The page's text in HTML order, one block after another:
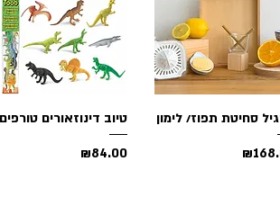
Quick View
טיוב דינוזאורים טורפים
Price
₪84.00
Quick View
סחיטת תפוז/ לימון
Price